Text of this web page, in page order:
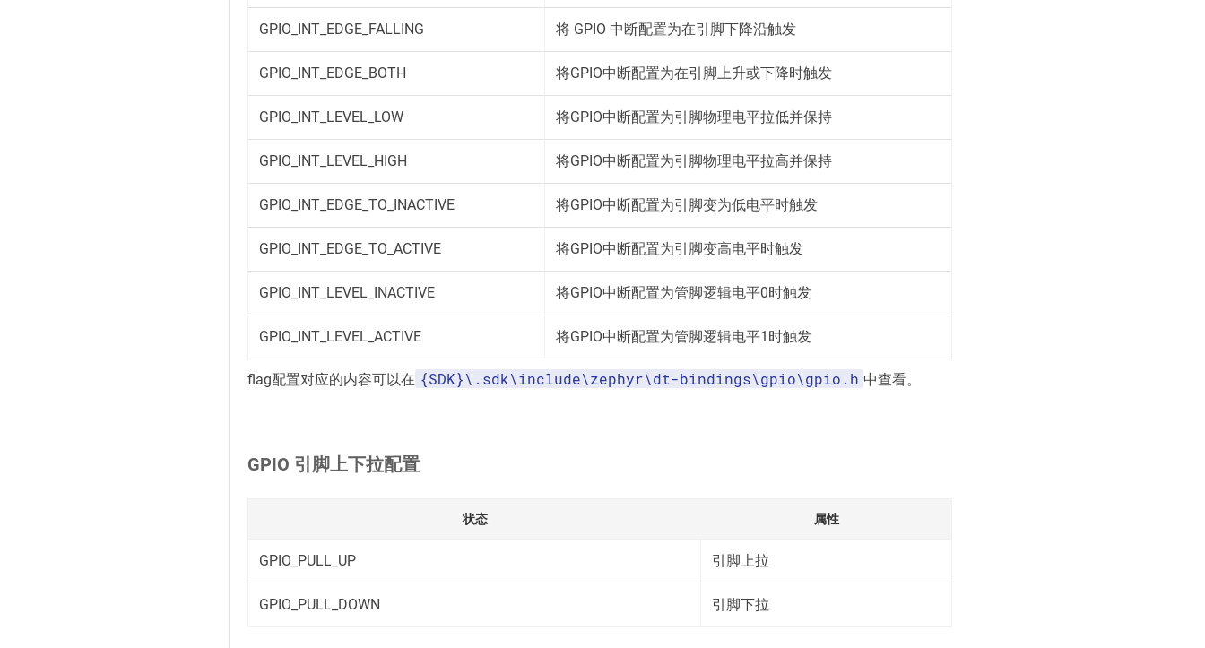
GPIO_INT_EDGE_FALLING 将 GPIO 中断配置为在引脚下降沿触发
GPIO_INT_EDGE_BOTH 将GPIO中断配置为在引脚上升或下降时触发
GPIO_INT_LEVEL_LOW 将GPIO中断配置为引脚物理电平拉低并保持
GPIO_INT_LEVEL_HIGH 将GPIO中断配置为引脚物理电平拉高并保持
GPIO_INT_EDGE_TO_INACTIVE 将GPIO中断配置为引脚变为低电平时触发
GPIO_INT_EDGE_TO_ACTIVE 将GPIO中断配置为引脚变高电平时触发
GPIO_INT_LEVEL_INACTIVE 将GPIO中断配置为管脚逻辑电平0时触发
GPIO_INT_LEVEL_ACTIVE 将GPIO中断配置为管脚逻辑电平1时触发
flag配置对应的内容可以在 {SDK}\.sdk\include\zephyr\dt-bindings\gpio\gpio.h 中查看。
GPIO 引脚上下拉配置
状态 属性
GPIO_PULL_UP 引脚上拉
GPIO_PULL_DOWN 引脚下拉